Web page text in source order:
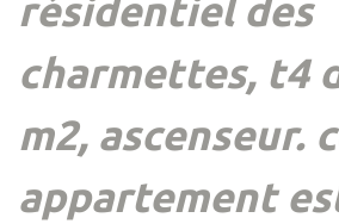
résidentiel des
charmettes, t4
m2, ascenseur.
appartement